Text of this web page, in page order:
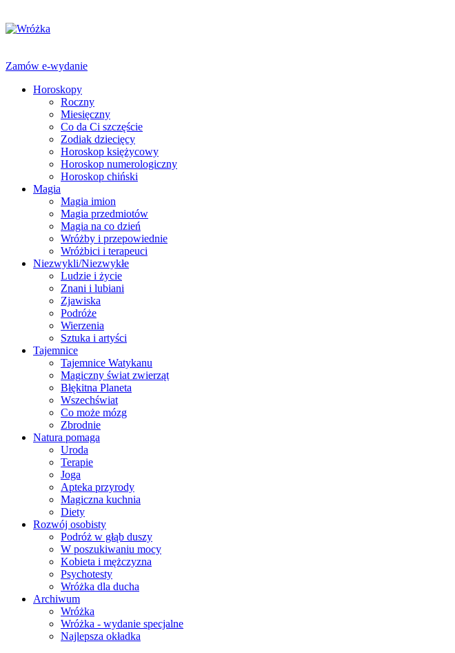
Zamów e-wydanie
Horoskopy
Roczny
Miesięczny
Co da Ci szczęście
Zodiak dziecięcy
Horoskop księżycowy
Horoskop numerologiczny
Horoskop chiński
Magia
Magia imion
Magia przedmiotów
Magia na co dzień
Wróżby i przepowiednie
Wróżbici i terapeuci
Niezwykli/Niezwykłe
Ludzie i życie
Znani i lubiani
Zjawiska
Podróże
Wierzenia
Sztuka i artyści
Tajemnice
Tajemnice Watykanu
Magiczny świat zwierząt
Błękitna Planeta
Wszechświat
Co może mózg
Zbrodnie
Natura pomaga
Uroda
Terapie
Joga
Apteka przyrody
Magiczna kuchnia
Diety
Rozwój osobisty
Podróż w głąb duszy
W poszukiwaniu mocy
Kobieta i mężczyzna
Psychotesty
Wróżka dla ducha
Archiwum
Wróżka
Wróżka - wydanie specjalne
Najlepsza okładka